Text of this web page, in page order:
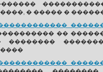
� ����� �
��
��������